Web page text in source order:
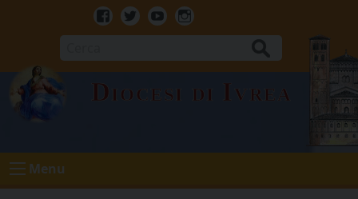
Facebook
TwitterYoutubeInstagram
Diocesi di Ivrea
Menu